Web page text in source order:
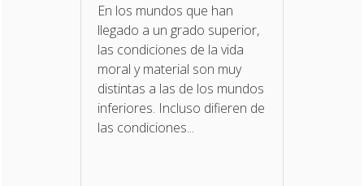
En los mundos que han
llegado a un grado superior,
las condiciones de la vida
moral y material son muy
distintas a las de los mundos
inferiores. Incluso difieren de
las condiciones...